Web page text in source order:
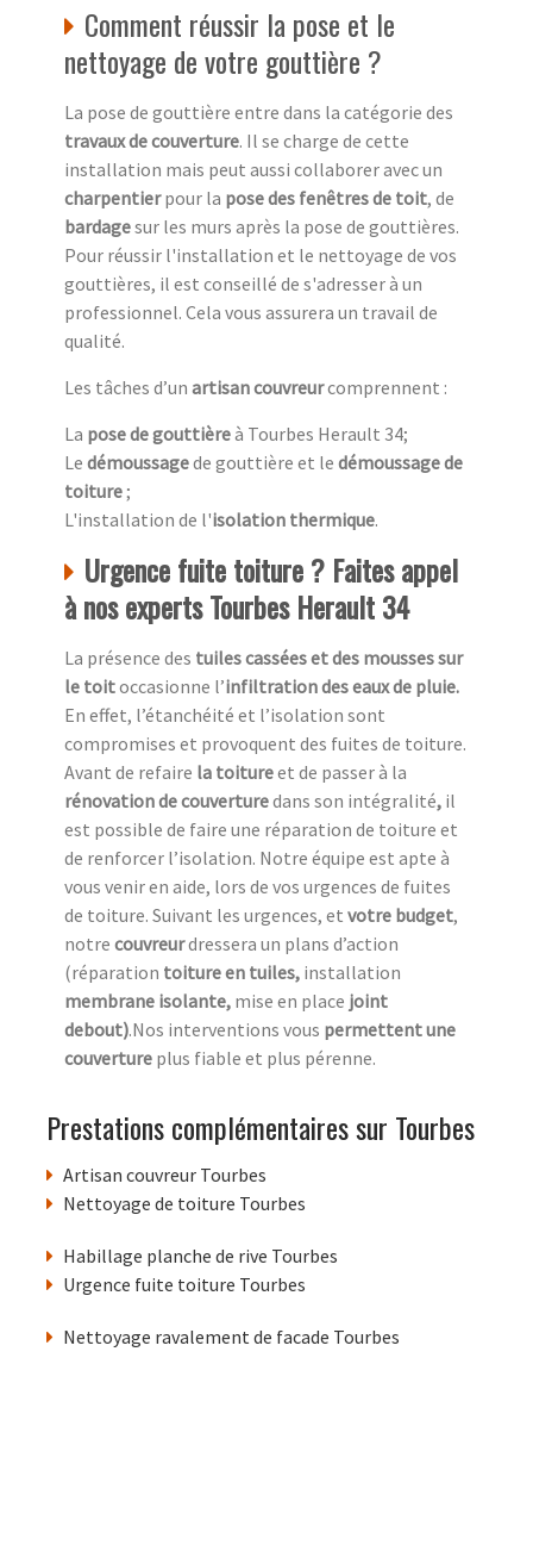
Comment réussir la pose et le
nettoyage de votre gouttière ?
La pose de gouttière entre dans la catégorie des
travaux de couverture. Il se charge de cette
installation mais peut aussi collaborer avec un
charpentierpour la pose des fenêtres de toit, de
bardagesur les murs après la pose de gouttières.
Pour réussir l'installation et le nettoyage de vos
gouttières, il est conseillé de s'adresser à un
professionnel. Cela vous assurera un travail de
qualité.
Les tâches d’un artisan couvreurcomprennent :
La pose de gouttièreà Tourbes Herault 34;
Le démoussagede gouttière et le démoussage de
toiture ;
L'installation de l'isolation thermique.
Urgence fuite toiture ? Faites appel
à nos experts Tourbes Herault 34
La présence des tuiles cassées et des mousses sur
le toitoccasionne l’infiltration des eaux de pluie.
En effet, l’étanchéité et l’isolation sont
compromises et provoquent des fuites de toiture.
Avant de refaire la toitureet de passer à la
rénovation de couverturedans son intégralité, il
est possible de faire une réparation de toiture et
de renforcer l’isolation. Notre équipe est apte à
vous venir en aide, lors de vos urgences de fuites
de toiture. Suivant les urgences, et votre budget,
notre couvreurdressera un plans d’action
(réparation toiture en tuiles, installation
membrane isolante, mise en place joint
debout).Nos interventions vous permettent une
couverture plus fiable et plus pérenne.
Prestations complémentaires sur Tourbes
Artisan couvreur Tourbes
Nettoyage de toiture Tourbes
Habillage planche de rive Tourbes
Urgence fuite toiture Tourbes
Nettoyage ravalement de facade Tourbes